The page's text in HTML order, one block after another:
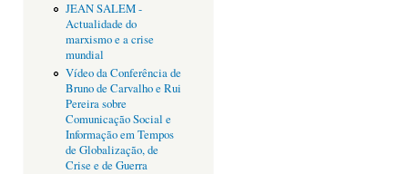
JEAN SALEM -
Actualidade do
marxismo e a crise
mundial
Vídeo da Conferência de
Bruno de Carvalho e Rui
Pereira sobre
Comunicação Social e
Informação em Tempos
de Globalização, de
Crise e de Guerra